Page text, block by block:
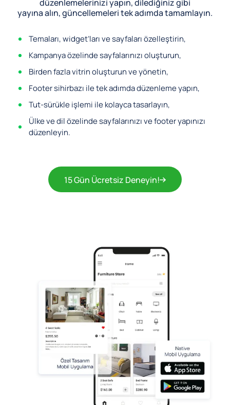
düzenlemelerinizi yapın, dilediğiniz gibi
yayına alın, güncellemeleri tek adımda tamamlayın.
Temaları, widget’ları ve sayfaları özelleştirin,
Kampanya özelinde sayfalarınızı oluşturun,
Birden fazla vitrin oluşturun ve yönetin,
Footer sihirbazı ile tek adımda düzenleme yapın,
Tut-sürükle işlemi ile kolayca tasarlayın,
Ülke ve dil özelinde sayfalarınızı ve footer yapınızı
düzenleyin.
15 Gün Ücretsiz Deneyin!